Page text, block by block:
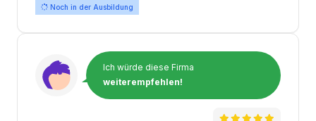
Noch in der Ausbildung
Ich würde diese Firma
weiterempfehlen!